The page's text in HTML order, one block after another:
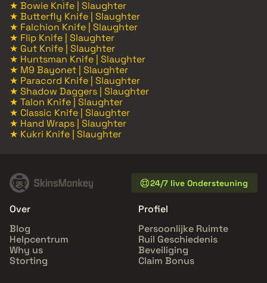
★ Bowie Knife | Slaughter
★ Butterfly Knife | Slaughter
★ Falchion Knife | Slaughter
★ Flip Knife | Slaughter
★ Gut Knife | Slaughter
★ Huntsman Knife | Slaughter
★ M9 Bayonet | Slaughter
★ Paracord Knife | Slaughter
★ Shadow Daggers | Slaughter
★ Talon Knife | Slaughter
★ Classic Knife | Slaughter
★ Hand Wraps | Slaughter
★ Kukri Knife | Slaughter
24/7 live Ondersteuning
Over
Blog
Helpcentrum
Why us
Storting
Profiel
Persoonlijke Ruimte
Ruil Geschiedenis
Beveiliging
Claim Bonus